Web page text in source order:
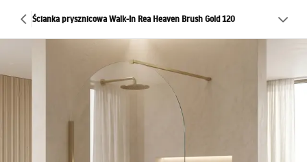
Ścianka prysznicowa Walk-In Rea Heaven Brush Gold 120